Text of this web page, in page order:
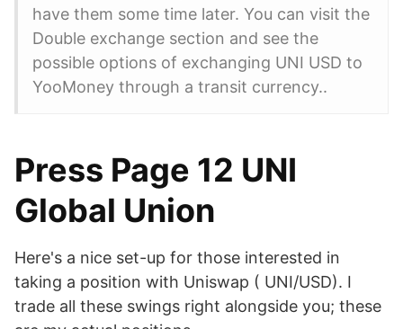
have them some time later. You can visit the
Double exchange section and see the
possible options of exchanging UNI USD to
YooMoney through a transit currency..
Press Page 12 UNI
Global Union
Here's a nice set-up for those interested in
taking a position with Uniswap ( UNI/USD). I
trade all these swings right alongside you; these